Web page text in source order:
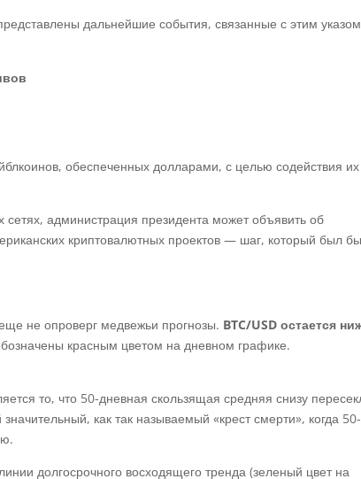
дальнейшие события, связанные с этим
обеспеченных долларами, с целью содействия их
администрация президента может объявить об
криптовалютных проектов — шаг, который был бы
не опроверг медвежьи прогнозы. BTC/USD остается
красным цветом на дневном графике.
то, что 50-дневная скользящая средняя снизу
как так называемый «крест смерти», когда 50-
долгосрочного восходящего тренда (зеленый цвет на